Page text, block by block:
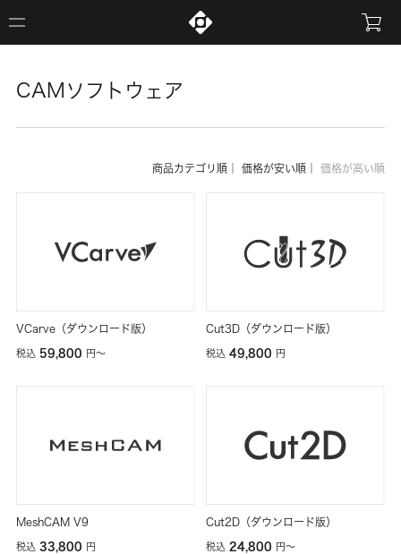
CAMソフトウェア
商品カテゴリ順 価格が安い順 価格が高い順
VCarve（ダウンロード版）
税込59,800 円〜
Cut3D（ダウンロード版）
税込49,800 円
MeshCAM V9
税込33,800 円
Cut2D（ダウンロード版）
税込 24,800 円〜